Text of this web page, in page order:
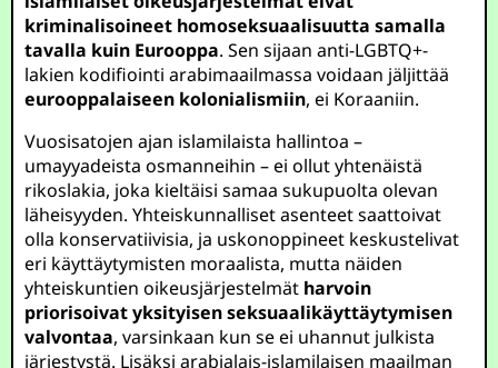
kriminalisoineet homoseksuaalisuutta samalla
tavalla kuin Eurooppa. Sen sijaan anti-LGBTQ+-
lakien kodifiointi arabimaailmassa voidaan jäljittää
eurooppalaiseen kolonialismiin, ei Koraaniin.
Vuosisatojen ajan islamilaista hallintoa –
umayyadeista osmanneihin – ei ollut yhtenäistä
rikoslakia, joka kieltäisi samaa sukupuolta olevan
läheisyyden. Yhteiskunnalliset asenteet saattoivat
olla konservatiivisia, ja uskonoppineet keskustelivat
eri käyttäytymisten moraalista, mutta näiden
yhteiskuntien oikeusjärjestelmät harvoin
priorisoivat yksityisen seksuaalikäyttäytymisen
valvontaa, varsinkaan kun se ei uhannut julkista
järjestystä. Lisäksi arabialais-islamilaisen maailman